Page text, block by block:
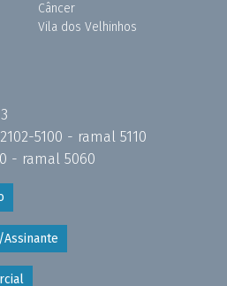
Câncer
Vila dos Velhinhos
5100 - ramal 5110
- ramal 5060